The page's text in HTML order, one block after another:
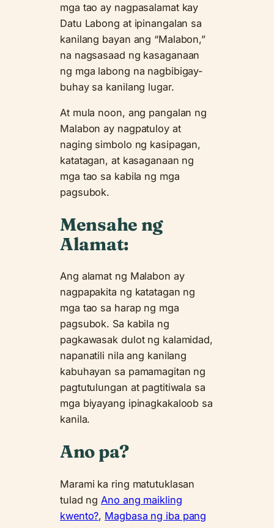
mga tao ay nagpasalamat kay
Datu Labong at ipinangalan sa
kanilang bayan ang “Malabon,”
na nagsasaad ng kasaganaan
ng mga labong na nagbibigay-
buhay sa kanilang lugar.
At mula noon, ang pangalan ng
Malabon ay nagpatuloy at
naging simbolo ng kasipagan,
katatagan, at kasaganaan ng
mga tao sa kabila ng mga
pagsubok.
Mensahe ng
Alamat:
Ang alamat ng Malabon ay
nagpapakita ng katatagan ng
mga tao sa harap ng mga
pagsubok. Sa kabila ng
pagkawasak dulot ng kalamidad,
napanatili nila ang kanilang
kabuhayan sa pamamagitan ng
pagtutulungan at pagtitiwala sa
mga biyayang ipinagkakaloob sa
kanila.
Ano pa?
Marami ka ring matutuklasan
tulad ng Ano ang maikling
kwento?, Magbasa ng iba pang